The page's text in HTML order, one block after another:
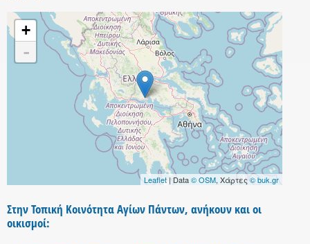
+
-
Leaflet | Data© OSM, Χάρτες© buk.gr
Στην Τοπική Κοινότητα Αγίων Πάντων, ανήκουν και οι
οικισμοί: